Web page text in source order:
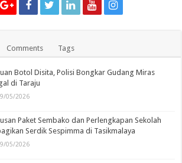
Comments Tags
Botol Disita, Polisi Bongkar Gudang Miras
di Taraju
05/2026
Paket Sembako dan Perlengkapan Sekolah
Serdik Sespimma di Tasikmalaya
05/2026